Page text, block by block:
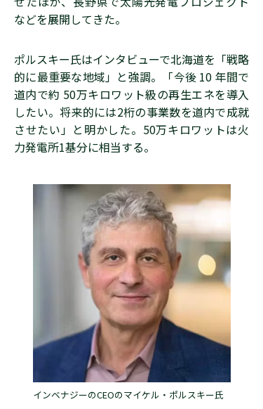
などを展開してきた。
ポルスキー氏はインタビューで北海道を「戦略
的に最重要な地域」と強調。「今後 10 年間で
道内で約 50万キロワット級の再生エネを導入
したい。将来的には2桁の事業数を道内で成就
させたい」と明かした。50万キロワットは火
力発電所1基分に相当する。
インベナジーのCEOのマイケル・ポルスキー氏